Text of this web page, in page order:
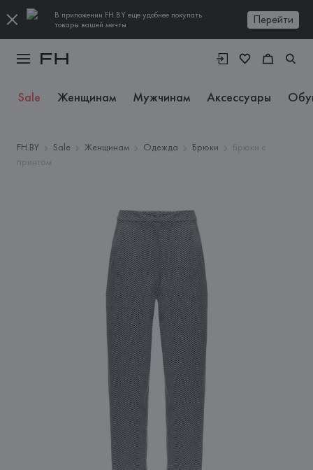
В приложении FH.BY еще удобнее покупать
товары вашей мечты
Перейти
Sale Женщинам Мужчинам Аксессуары
FH.BY Sale Женщинам Одежда Брюки
Брюки с
принтом